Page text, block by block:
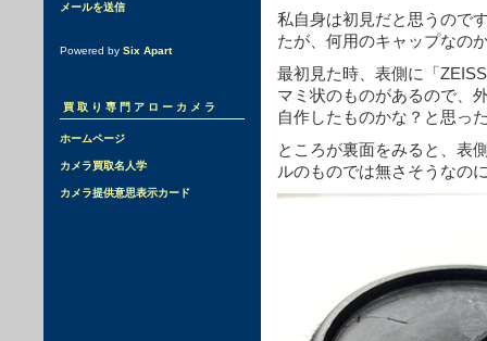
メールを送信
Powered by Six Apart
買取り専門アローカメラ
ホームページ
カメラ買取名人学
カメラ提供意思表示カード
私自身は初見だと思うので
たが、何用のキャップなの
最初見た時、表側に「
マミ状のものがあるので、
自作したものかな？と思っ
ところが裏面をみると、表
ルのものでは無さそうなの